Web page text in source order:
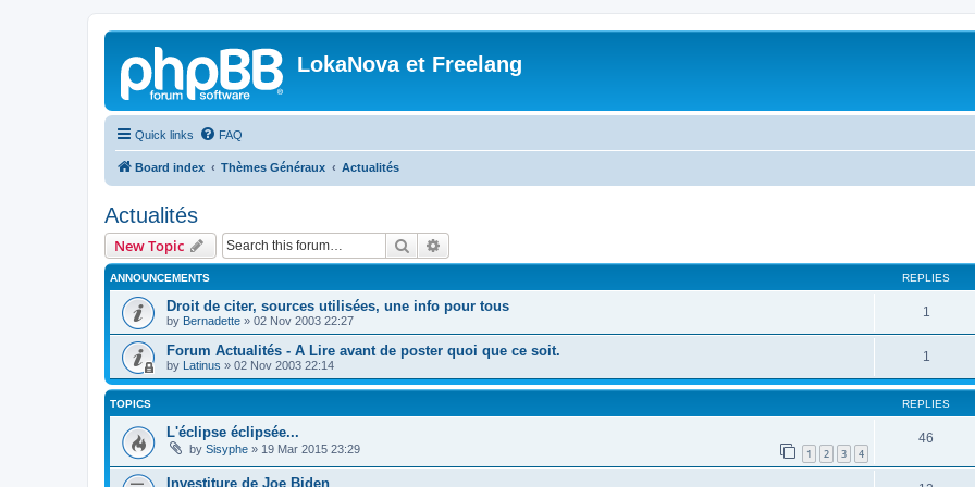
LokaNova et Freelang
Quick links FAQ
Board index Thèmes Généraux Actualités
Actualités
New Topic Search
ANNOUNCEMENTS REPLIES
Droit de citer, sources utilisées, une info pour tous
by Bernadette » 02 Nov 2003 22:27
1
Forum Actualités - A Lire avant de poster quoi que ce soit.
by Latinus » 02 Nov 2003 22:14
1
TOPICS REPLIES
L'éclipse éclipsée...
by Sisyphe » 19 Mar 2015 23:29 1 2 3 4
46
Investiture de Joe Biden